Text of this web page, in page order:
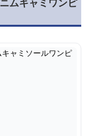
ムキャミワンピ